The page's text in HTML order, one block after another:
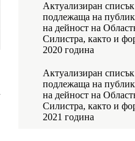
Актуализиран
подлежаща на
на дейност на
Силистра, както и
2020 година
Актуализиран
подлежаща на
на дейност на
Силистра, както и
2021 година